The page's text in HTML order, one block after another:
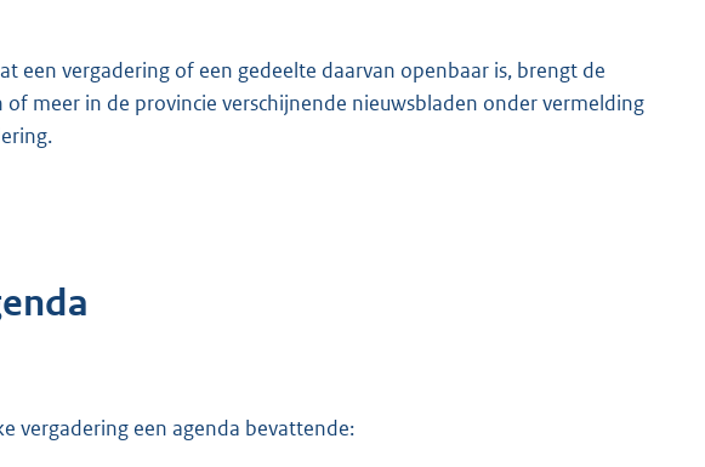
een vergadering of een gedeelte daarvan openbaar is, brengt de
meer in de provincie verschijnende nieuwsbladen onder vermelding
vergadering een agenda bevattende: